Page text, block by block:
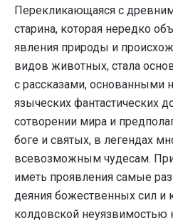
Перекликающаяся с
старина, которая нередко
явления природы и
видов животных, стала
с рассказами, основанными
языческих фантастических
сотворении мира и
боге и святых, в легендах
всевозможным чудесам.
иметь проявления самые
деяния божественных сил и
колдовской неуязвимостью